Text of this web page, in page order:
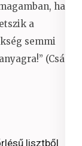
ha
a
semmi
(Csáky
lisztből